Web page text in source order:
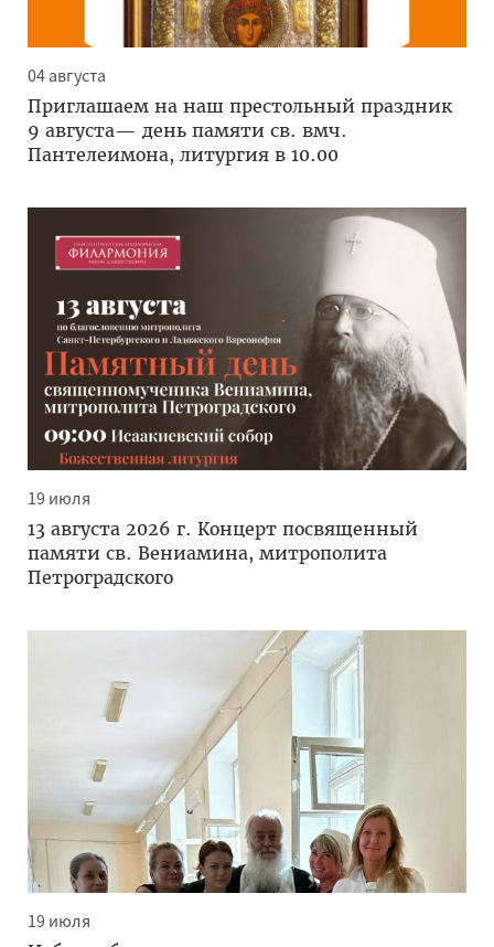
04 августа
Приглашаем на наш престольный праздник
9 августа— день памяти св. вмч.
Пантелеимона, литургия в 10.00
19 июля
13 августа 2026 г. Концерт посвященный
памяти св. Вениамина, митрополита
Петроградского
19 июля